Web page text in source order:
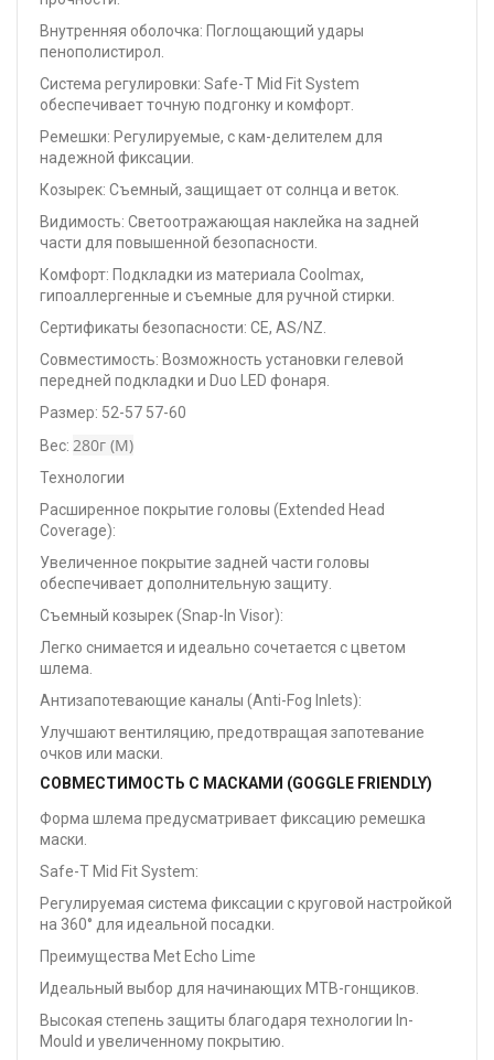
Внутренняя оболочка: Поглощающий удары
пенополистирол.
Система регулировки: Safe-T Mid Fit System
обеспечивает точную подгонку и комфорт.
Ремешки: Регулируемые, с кам-делителем для
надежной фиксации.
Козырек: Съемный, защищает от солнца и веток.
Видимость: Светоотражающая наклейка на задней
части для повышенной безопасности.
Комфорт: Подкладки из материала Coolmax,
гипоаллергенные и съемные для ручной стирки.
Сертификаты безопасности: CE, AS/NZ.
Совместимость: Возможность установки гелевой
передней подкладки и Duo LED фонаря.
Размер: 52-57 57-60
Вес: 280г (M)
Технологии
Расширенное покрытие головы (Extended Head
Coverage):
Увеличенное покрытие задней части головы
обеспечивает дополнительную защиту.
Съемный козырек (Snap-In Visor):
Легко снимается и идеально сочетается с цветом
шлема.
Антизапотевающие каналы (Anti-Fog Inlets):
Улучшают вентиляцию, предотвращая запотевание
очков или маски.
СОВМЕСТИМОСТЬ С МАСКАМИ (GOGGLE FRIENDLY)
Форма шлема предусматривает фиксацию ремешка
маски.
Safe-T Mid Fit System:
Регулируемая система фиксации с круговой настройкой
на 360° для идеальной посадки.
Преимущества Met Echo Lime
Идеальный выбор для начинающих MTB-гонщиков.
Высокая степень защиты благодаря технологии In-
Mould и увеличенному покрытию.